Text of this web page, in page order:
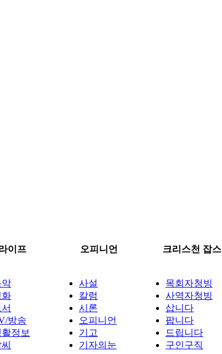
이프 오피니언 크리스천 잡스
악
화
방송
정보
사설
칼럼
시론
오피니언
기고
기자의눈
목회자청빙
사역자청빙
삽니다
팝니다
드립니다
구인구직